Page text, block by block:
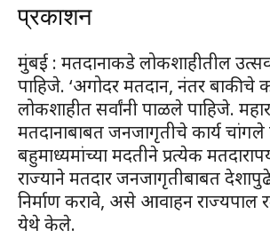
प्रकाशन
मुंबई : मतदानाकडे लोकशाहीतील
पाहिजे. ‘अगोदर मतदान, नंतर बाकीचे
लोकशाहीत सर्वांनी पाळले पाहिजे.
मतदानाबाबत जनजागृतीचे कार्य
बहुमाध्यमांच्या मदतीने प्रत्येक
राज्याने मतदार जनजागृतीबाबत
निर्माण करावे, असे आवाहन राज्यपाल
येथे केले.